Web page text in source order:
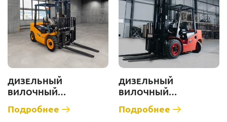
ДИЗЕЛЬНЫЙ
ВИЛОЧНЫЙ
ПОГРУЗЧИК ZAUBERG
DS30-X [Г/П 3000 КГ]
Подробнее
ДИЗЕЛЬНЫЙ
ВИЛОЧНЫЙ
ПОГРУЗЧИК ZAUBERG
DS30-М [Г/П 3000 КГ]
Подробнее